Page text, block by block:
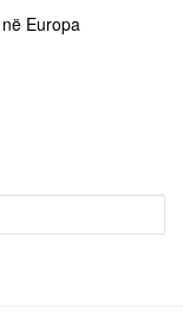
Europa